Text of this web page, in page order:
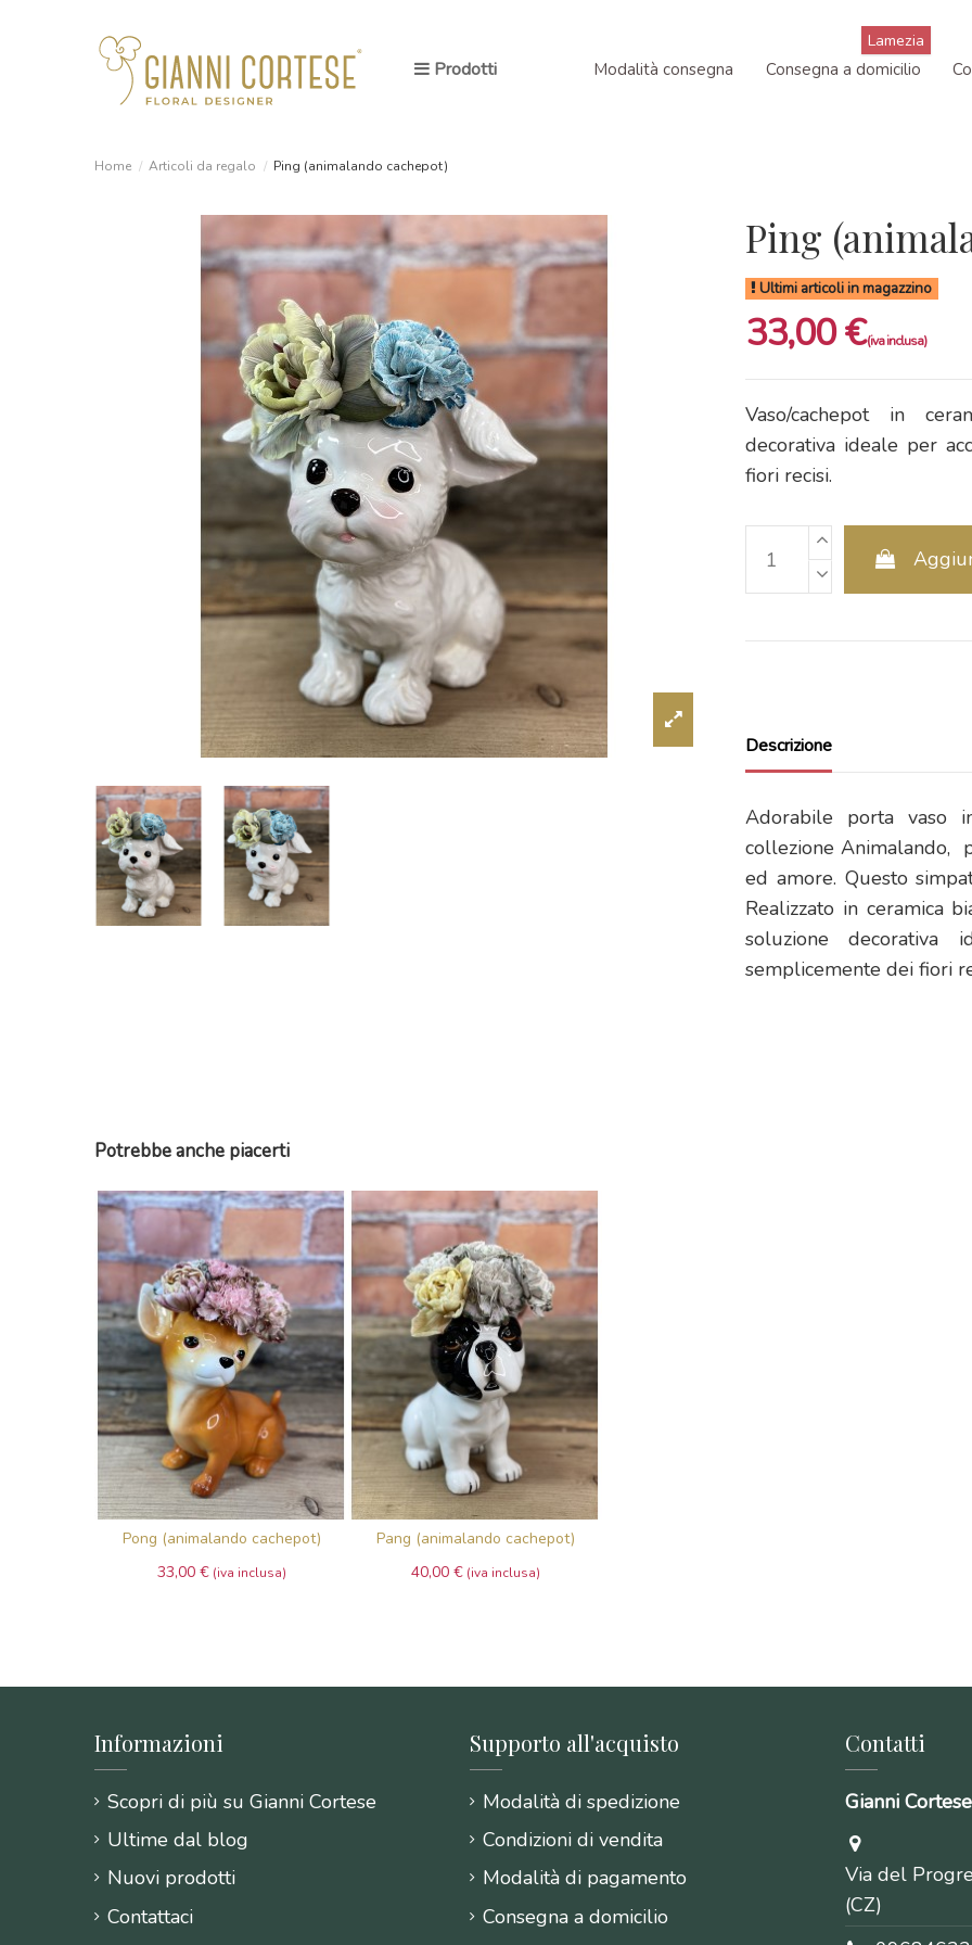
Prodotti Modalità consegna Consegna a domicilio
Lamezia
Home Articoli da regalo Ping (animalando cachepot)
Ping
Ultimi articoli in magazzino
33,00 €
Vaso/cachepot in
decorativa ideale per
fiori recisi.
Descrizione
Adorabile porta vaso
collezione Animalando,
ed amore. Questo
Realizzato in ceramica
soluzione
semplicemente dei fiori
Potrebbe anche piacerti
Pong (animalando cachepot)
33,00 €
Pang (animalando cachepot)
40,00 €
Informazioni
Scopri di più su Gianni Cortese
Ultime dal blog
Nuovi prodotti
Contattaci
Supporto all'acquisto
Modalità di spedizione
Condizioni di vendita
Modalità di pagamento
Consegna a domicilio
Contatti
Gianni
Via del
(CZ)